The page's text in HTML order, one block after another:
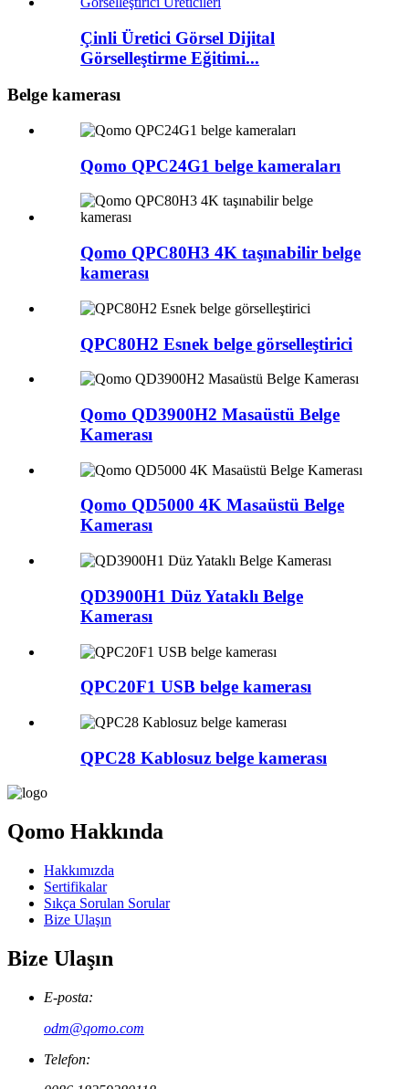
Çinli Üretici Görsel Dijital
Görselleştirme Eğitimi...
Belge kamerası
Qomo QPC24G1 belge kameraları
Qomo QPC80H3 4K taşınabilir belge
kamerası
QPC80H2 Esnek belge görselleştirici
Qomo QD3900H2 Masaüstü Belge
Kamerası
Qomo QD5000 4K Masaüstü Belge
Kamerası
QD3900H1 Düz Yataklı Belge
Kamerası
QPC20F1 USB belge kamerası
QPC28 Kablosuz belge kamerası
Qomo Hakkında
Hakkımızda
Sertifikalar
Sıkça Sorulan Sorular
Bize Ulaşın
Bize Ulaşın
E-posta:
odm@qomo.com
Telefon: